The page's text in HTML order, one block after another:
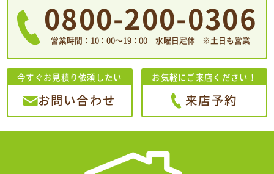
0800-200-0306
営業時間：10：00〜19：00 水曜日定休 ※土日も営業
今すぐお見積り依頼したい
お問い合わせ
お気軽にご来店ください！
来店予約